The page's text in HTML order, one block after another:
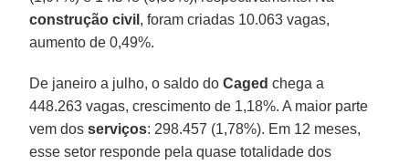
construção civil , foram criadas 10.063 vagas,
aumento de 0,49%.
De janeiro a julho, o saldo doCaged chega a
448.263 vagas, crescimento de 1,18%. A maior parte
vem dosserviços: 298.457 (1,78%). Em 12 meses,
esse setor responde pela quase totalidade dos